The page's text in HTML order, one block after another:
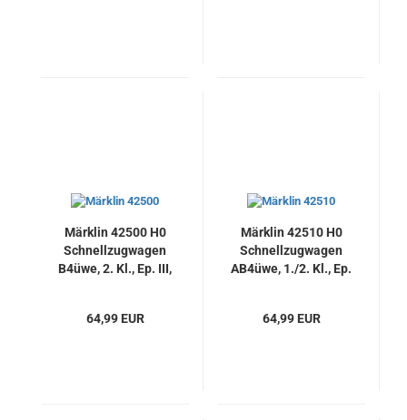
Märklin 42500 H0
Schnellzugwagen
B4üwe, 2. Kl., Ep. III,
64,99 EUR
Märklin 42510 H0
Schnellzugwagen
AB4üwe, 1./2. Kl., Ep.
64,99 EUR